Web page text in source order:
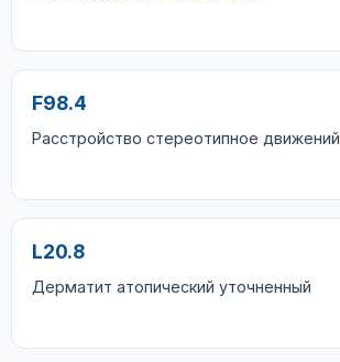
F98.4
Расстройство стереотипное движений
L20.8
Дерматит атопический уточненный